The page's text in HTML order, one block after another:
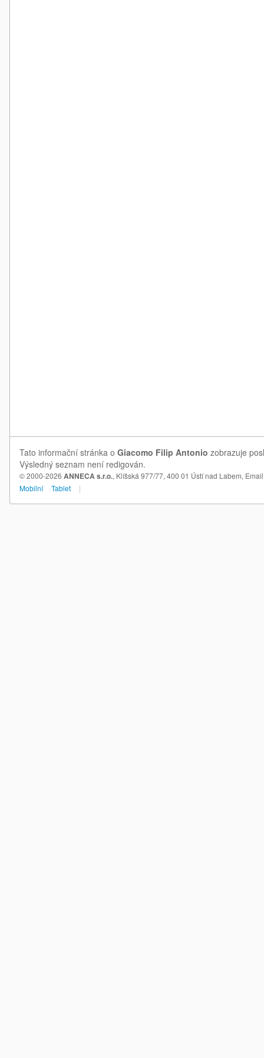
Tato informační stránka o Giacomo Filip Antonio zobrazuje
Výsledný seznam není redigován.
© 2000-2026 ANNECA s.r.o., Klíšská 977/77, 400 01 Ústí nad Labem,
Mobilní
Tablet |